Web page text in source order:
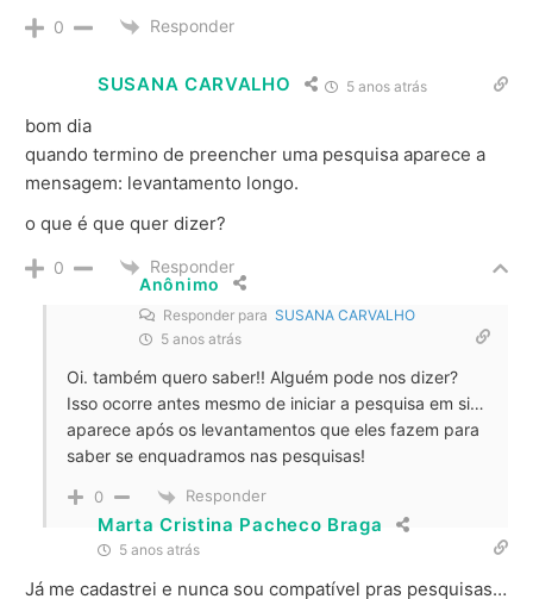
0 Responder
SUSANA CARVALHO 5 anos atrás
bom dia
quando termino de preencher uma pesquisa aparece a
mensagem: levantamento longo.
o que é que quer dizer?
0
Responder
Anônimo
Responder para SUSANA CARVALHO
5 anos atrás
Oi. também quero saber!! Alguém pode nos dizer?
Isso ocorre antes mesmo de iniciar a pesquisa em si…
aparece após os levantamentos que eles fazem para
saber se enquadramos nas pesquisas!
0 Responder
Marta Cristina Pacheco Braga
5 anos atrás
Já me cadastrei e nunca sou compatível pras pesquisas…